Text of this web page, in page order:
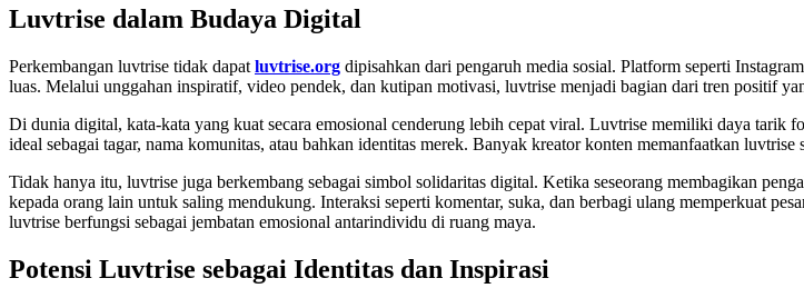
Luvtrise dalam Budaya Digital
Perkembangan luvtrise tidak dapat luvtrise.org dipisahkan dari pengaruh media sosial. Platform seperti
luas. Melalui unggahan inspiratif, video pendek, dan kutipan motivasi, luvtrise menjadi bagian dari tren positif
Di dunia digital, kata-kata yang kuat secara emosional cenderung lebih cepat viral. Luvtrise memiliki daya tarik
ideal sebagai tagar, nama komunitas, atau bahkan identitas merek. Banyak kreator konten memanfaatkan
Tidak hanya itu, luvtrise juga berkembang sebagai simbol solidaritas digital. Ketika seseorang membagikan
kepada orang lain untuk saling mendukung. Interaksi seperti komentar, suka, dan berbagi ulang memperkuat
luvtrise berfungsi sebagai jembatan emosional antarindividu di ruang maya.
Potensi Luvtrise sebagai Identitas dan Inspirasi